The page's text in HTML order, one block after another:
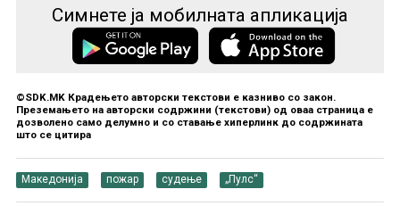
Симнете ја мобилната апликација
©SDK.MK Крадењето авторски текстови е казниво со закон.
Преземањето на авторски содржини (текстови) од оваа страница е
дозволено само делумно и со ставање хиперлинк до содржината
што се цитира
Македонија пожар судење „Пулс“